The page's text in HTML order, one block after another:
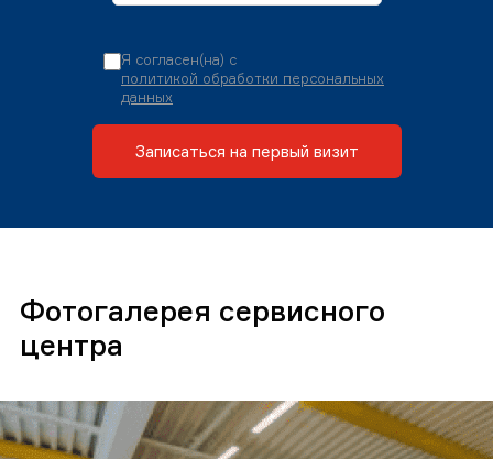
Я согласен(на) с
политикой обработки персональных
данных
Записаться на первый визит
Фотогалерея сервисного
центра